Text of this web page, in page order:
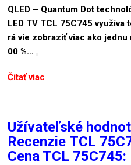
QLED – Quantum Dot
LED TV TCL 75C745
rá vie zobraziť viac ako
00 %…
Čítať viac
Užívateľské
Recenzie TCL
Cena TCL 75C745: